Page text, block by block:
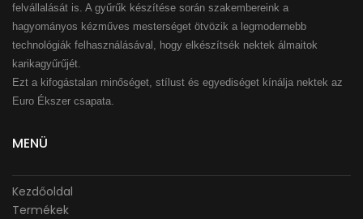
felvállalását is. A gyűrűk készítése során szakembereink a
hagyományos kézműves mesterséget ötvözik a legmodernebb
technológiák felhasználásával, hogy elkészítsék nektek álmaitok
karikagyűrűjét.
Ezt a kifogástalan minőséget, stílust és egyediséget kínálja nektek az
Euro Ékszer csapata.
MENÜ
Kezdőoldal
Termékek